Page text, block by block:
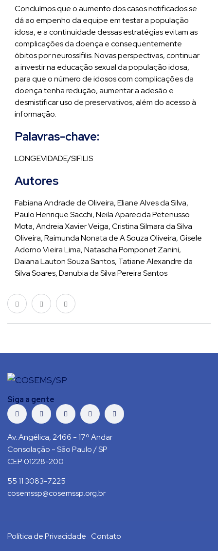
Concluímos que o aumento dos casos notificados se
dá ao empenho da equipe em testar a população
idosa, e a continuidade dessas estratégias evitam as
complicações da doença e consequentemente
óbitos por neurossífilis. Novas perspectivas, continuar
a investir na educação sexual da população idosa,
para que o número de idosos com complicações da
doença tenha redução, aumentar a adesão e
desmistificar uso de preservativos, além do acesso à
informação.
Palavras-chave:
LONGEVIDADE/SIFILIS
Autores
Fabiana Andrade de Oliveira, Eliane Alves da Silva,
Paulo Henrique Sacchi, Neila Aparecida Petenusso
Mota, Andreia Xavier Veiga, Cristina Silmara da Silva
Oliveira, Raimunda Nonata de A Souza Oliveira, Gisele
Adorno Vieira Lima, Natascha Pomponet Zanini,
Daiana Lauton Souza Santos, Tatiane Alexandre da
Silva Soares, Danubia da Silva Pereira Santos
Siga a gente
Av. Angélica, 2466 - 17º Andar
Consolação - São Paulo / SP
CEP 01228-200
55 11 3083-7225
cosemssp@cosemssp.org.br
Política de Privacidade Contato